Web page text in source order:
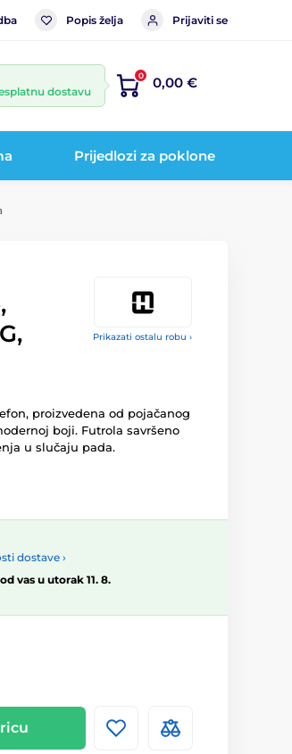
Popis želja Prijaviti se
dostavu
0 0,00 €
Prijedlozi za poklone
Prikazati ostalu robu ›
proizvedena od pojačanog
boji. Futrola savršeno
u slučaju pada.
dostave ›
vas u utorak 11. 8.